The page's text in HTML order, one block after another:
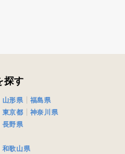
探す
山形県
福島県
東京都
神奈川県
長野県
和歌山県